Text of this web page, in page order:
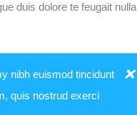
duis dolore te feugait nulla
nibh euismod tincidunt
quis nostrud exerci